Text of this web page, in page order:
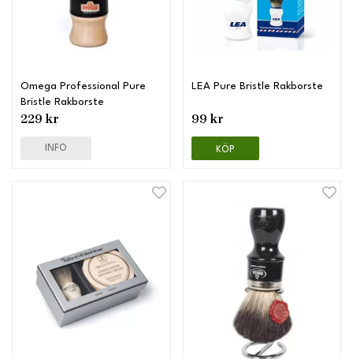
Omega Professional Pure
Bristle Rakborste
229 kr
INFO
LEA Pure Bristle Rakborste
99 kr
KÖP